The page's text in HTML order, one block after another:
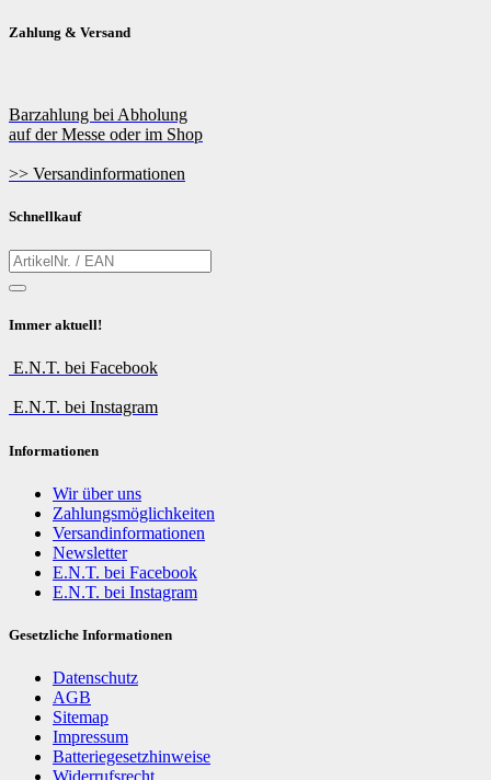
Zahlung & Versand
Barzahlung bei Abholung
auf der Messe oder im Shop
>> Versandinformationen
Schnellkauf
Immer aktuell!
E.N.T. bei Facebook
E.N.T. bei Instagram
Informationen
Wir über uns
Zahlungsmöglichkeiten
Versandinformationen
Newsletter
E.N.T. bei Facebook
E.N.T. bei Instagram
Gesetzliche Informationen
Datenschutz
AGB
Sitemap
Impressum
Batteriegesetzhinweise
Widerrufsrecht